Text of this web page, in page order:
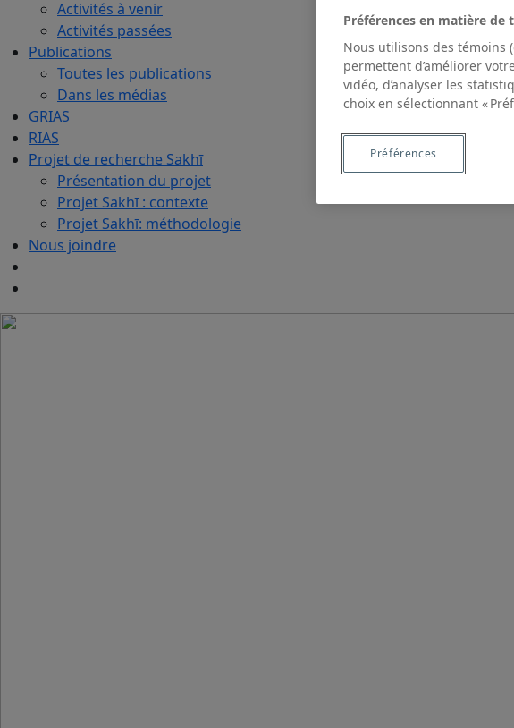
Activités à venir
Activités passées
Publications
Toutes les publications
Dans les médias
GRIAS
RIAS
Projet de recherche Sakhī
Présentation du projet
Projet Sakhī : contexte
Projet Sakhī: méthodologie
Nous joindre
Préférences en matière de
Nous utilisons des témoins
permettent d’améliorer
vidéo, d’analyser les
choix en sélectionnant «
Préférences